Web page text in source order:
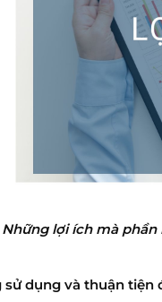
Những lợi ích mà
sử dụng và thuận